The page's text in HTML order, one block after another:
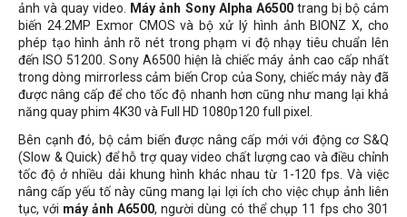
ảnh và quay video.
Máy ảnh Sony Alpha A6500trang bị bộ cảm
biến 24.2MP Exmor CMOS và bộ xử lý hình ảnh BIONZ X, cho
phép tạo hình ảnh rõ nét trong phạm vi độ nhạy tiêu chuẩn lên
đến ISO 51200. Sony A6500 hiện là chiếc máy ảnh cao cấp nhất
trong dòng mirrorless cảm biến Crop của Sony, chiếc máy này đã
được nâng cấp để cho tốc độ nhanh hơn cũng như mang lại khả
năng quay phim 4K30 và Full HD 1080p120 full pixel.
Bên cạnh đó, bộ cảm biến được nâng cấp mới với động cơ S&Q
(Slow & Quick) để hỗ trợ quay video chất lượng cao và điều chỉnh
tốc độ ở nhiều dải khung hình khác nhau từ 1-120 fps. Và việc
nâng cấp yếu tố này cũng mang lại lợi ích cho việc chụp ảnh liên
tục, với máy ảnh A6500, người dùng có thể chụp 11 fps cho 301